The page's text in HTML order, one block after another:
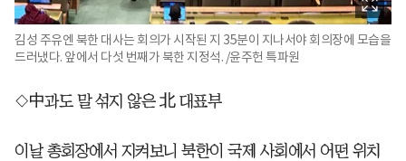
김성 주유엔 북한 대사는 회의가 시작된 지 35분이 지나서야 회의장에 모습을
드러냈다. 앞에서 다섯 번째가 북한 지정석. /윤주헌 특파원
◇中과도 말 섞지 않은 北 대표부
이날 총회장에서 지켜보니 북한이 국제 사회에서 어떤 위치